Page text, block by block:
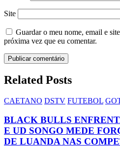
Site
Guardar o meu nome, email e
próxima vez que eu comentar.
Related Posts
CAETANO DSTV FUTEBOL
BLACK BULLS
E UD SONGO MEDE
DE LUANDA NAS